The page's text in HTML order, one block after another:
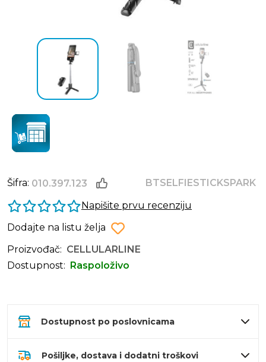
Šifra: 010.397.123
BTSELFIESTICKSPARK
Napišite prvu recenziju
Dodajte na listu želja
Proizvođač: CELLULARLINE
Dostupnost:
Raspoloživo
Dostupnost po poslovnicama
Pošiljke, dostava i dodatni troškovi